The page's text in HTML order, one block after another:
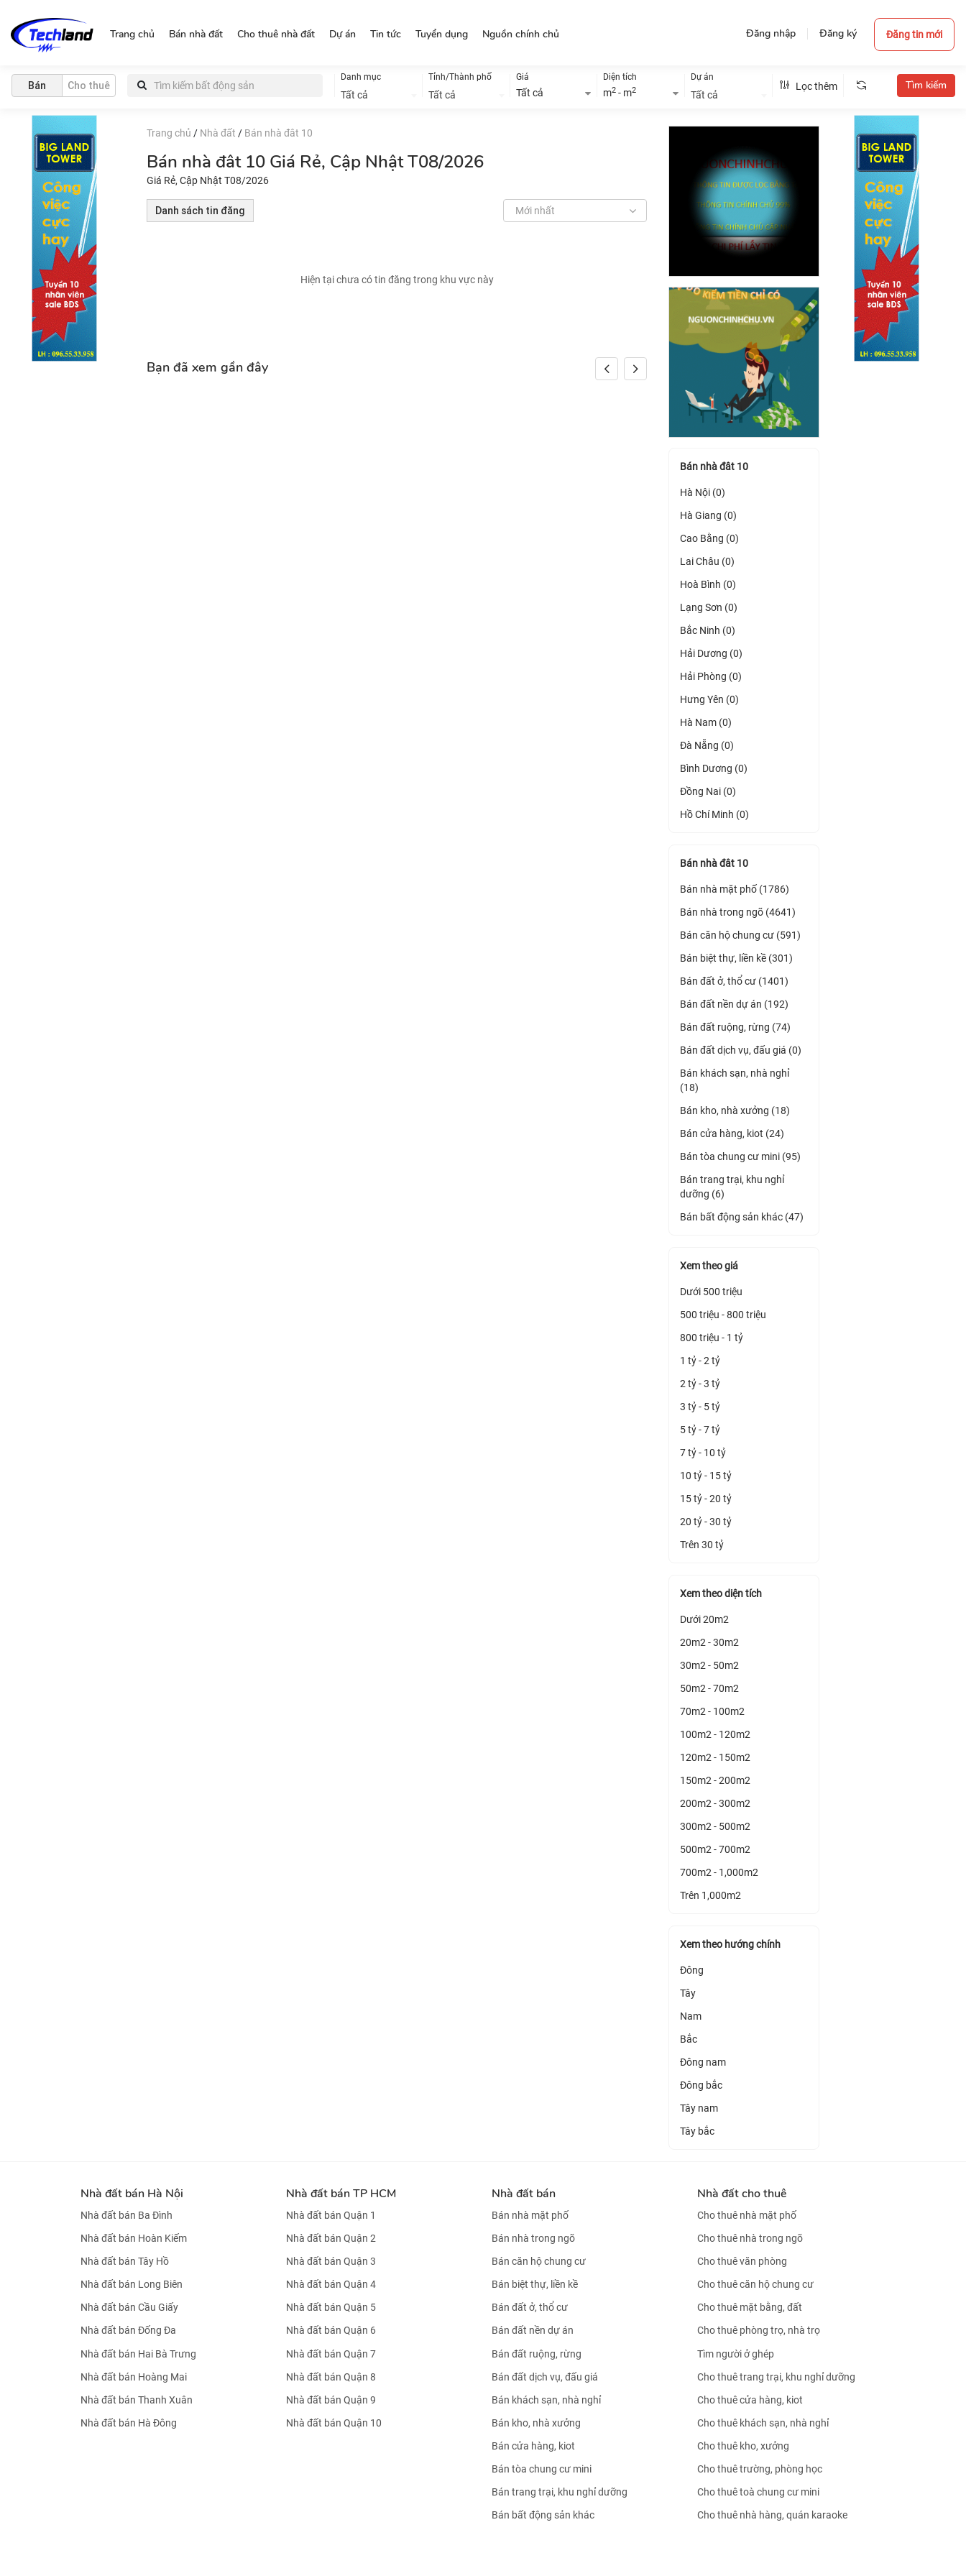
Đăng nhập Đăng ký Đăng tin mới
Trang chủ Bán nhà đất Cho thuê nhà đất Dự án Tin tức Tuyển dụng Nguồn chính chủ
Bán Cho thuê
Danh mục
Tất cả
Tỉnh/Thành phố
Tất cả
Giá
Tất cả
Diện tích
m2 - m2
Dự án
Tất cả
Lọc thêm
Trang chủ / Nhà đất / Bán nhà đât 10
Bán nhà đât 10 Giá Rẻ, Cập Nhật T08/2026
Giá Rẻ, Cập Nhật T08/2026
Danh sách tin đăng Mới nhất
Hiện tại chưa có tin đăng trong khu vực này
Bạn đã xem gần đây
Bán nhà đât 10
Hà Nội (0)
Hà Giang (0)
Cao Bằng (0)
Lai Châu (0)
Hoà Bình (0)
Lạng Sơn (0)
Bắc Ninh (0)
Hải Dương (0)
Hải Phòng (0)
Hưng Yên (0)
Hà Nam (0)
Đà Nẵng (0)
Bình Dương (0)
Đồng Nai (0)
Hồ Chí Minh (0)
Bán nhà đât 10
Bán nhà mặt phố (1786)
Bán nhà trong ngõ (4641)
Bán căn hộ chung cư (591)
Bán biệt thự, liền kề (301)
Bán đất ở, thổ cư (1401)
Bán đất nền dự án (192)
Bán đất ruộng, rừng (74)
Bán đất dịch vụ, đấu giá (0)
Bán khách sạn, nhà nghỉ
(18)
Bán kho, nhà xưởng (18)
Bán cửa hàng, kiot (24)
Bán tòa chung cư mini (95)
Bán trang trại, khu nghỉ
dưỡng (6)
Bán bất động sản khác (47)
Xem theo giá
Dưới 500 triệu
500 triệu - 800 triệu
800 triệu - 1 tỷ
1 tỷ - 2 tỷ
2 tỷ - 3 tỷ
3 tỷ - 5 tỷ
5 tỷ - 7 tỷ
7 tỷ - 10 tỷ
10 tỷ - 15 tỷ
15 tỷ - 20 tỷ
20 tỷ - 30 tỷ
Trên 30 tỷ
Xem theo diện tích
Dưới 20m2
20m2 - 30m2
30m2 - 50m2
50m2 - 70m2
70m2 - 100m2
100m2 - 120m2
120m2 - 150m2
150m2 - 200m2
200m2 - 300m2
300m2 - 500m2
500m2 - 700m2
700m2 - 1,000m2
Trên 1,000m2
Xem theo hướng chính
Đông
Tây
Nam
Bắc
Đông nam
Đông bắc
Tây nam
Tây bắc
Nhà đất bán Hà Nội
Nhà đất bán Ba Đình
Nhà đất bán Hoàn Kiếm
Nhà đất bán Tây Hồ
Nhà đất bán Long Biên
Nhà đất bán Cầu Giấy
Nhà đất bán Đống Đa
Nhà đất bán Hai Bà Trưng
Nhà đất bán Hoàng Mai
Nhà đất bán Thanh Xuân
Nhà đất bán Hà Đông
Nhà đất bán TP HCM
Nhà đất bán Quận 1
Nhà đất bán Quận 2
Nhà đất bán Quận 3
Nhà đất bán Quận 4
Nhà đất bán Quận 5
Nhà đất bán Quận 6
Nhà đất bán Quận 7
Nhà đất bán Quận 8
Nhà đất bán Quận 9
Nhà đất bán Quận 10
Nhà đất bán
Bán nhà mặt phố
Bán nhà trong ngõ
Bán căn hộ chung cư
Bán biệt thự, liền kề
Bán đất ở, thổ cư
Bán đất nền dự án
Bán đất ruộng, rừng
Bán đất dịch vụ, đấu giá
Bán khách sạn, nhà nghỉ
Bán kho, nhà xưởng
Bán cửa hàng, kiot
Bán tòa chung cư mini
Bán trang trại, khu nghỉ dưỡng
Bán bất động sản khác
Nhà đất cho thuê
Cho thuê nhà mặt phố
Cho thuê nhà trong ngõ
Cho thuê văn phòng
Cho thuê căn hộ chung cư
Cho thuê mặt bằng, đất
Cho thuê phòng trọ, nhà trọ
Tìm người ở ghép
Cho thuê trang trại, khu nghỉ dưỡng
Cho thuê cửa hàng, kiot
Cho thuê khách sạn, nhà nghỉ
Cho thuê kho, xưởng
Cho thuê trường, phòng học
Cho thuê toà chung cư mini
Cho thuê nhà hàng, quán karaoke